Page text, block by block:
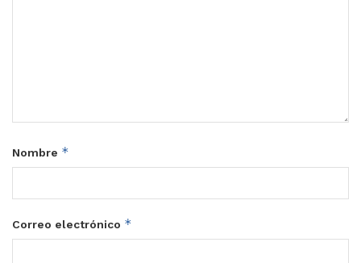
Nombre *
Correo electrónico *